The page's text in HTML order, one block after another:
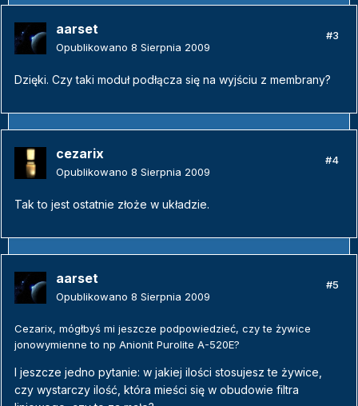
aarset
Opublikowano 8 Sierpnia 2009
#3
Dzięki. Czy taki moduł podłącza się na wyjściu z membrany?
cezarix
Opublikowano 8 Sierpnia 2009
#4
Tak to jest ostatnie złoże w układzie.
aarset
Opublikowano 8 Sierpnia 2009
#5
Cezarix, mógłbyś mi jeszcze podpowiedzieć, czy te żywice
jonowymienne to np Anionit Purolite A-520E?
I jeszcze jedno pytanie: w jakiej ilości stosujesz te żywice,
czy wystarczy ilość, która mieści się w obudowie filtra